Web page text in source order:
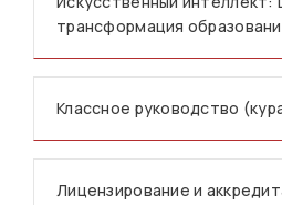
трансформация
Классное руководство
Лицензирование и